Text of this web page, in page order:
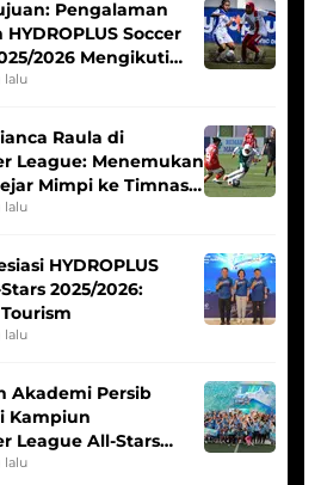
Pengalaman
Soccer
2026 Mengikuti
Putri
lalu
Raula di
League: Menemukan
Mimpi ke Timnas
lalu
HYDROPLUS
2025/2026:
lalu
Akademi Persib
Kampiun
League All-Stars
lalu